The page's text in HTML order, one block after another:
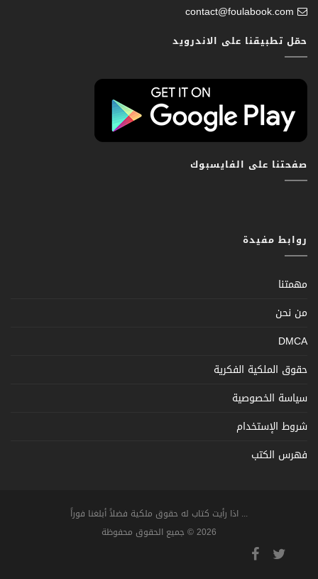
contact@foulabook.com
حمّل تطبيقنا على الاندرويد
صفحتنا على الفايسبوك
روابط مفيدة
مهمتنا
من نحن
DMCA
حقوق الملكية الفكرية
سياسة الخصوصية
شروط الإستخدام
فهرس الكتب
... اذا رأيت كتاب له حقوق ملكية فضلاً أبلغنا فوراً
2026 © جميع الحقوق محفوظة